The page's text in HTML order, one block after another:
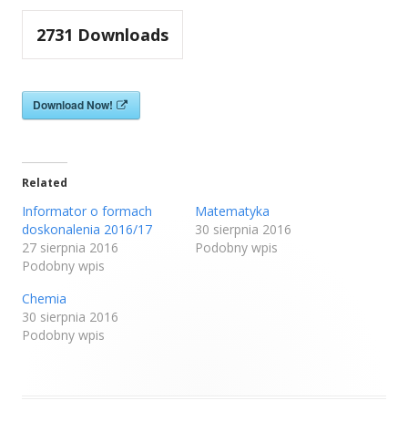
2731 Downloads
Download Now!
t
r
e
r
a
Related
Informator o formach
doskonalenia 2016/17
27 sierpnia 2016
Podobny wpis
Matematyka
30 sierpnia 2016
Podobny wpis
Chemia
30 sierpnia 2016
Podobny wpis